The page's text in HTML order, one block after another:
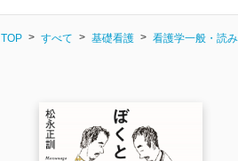
TOP すべて 基礎看護 看護学一般・読